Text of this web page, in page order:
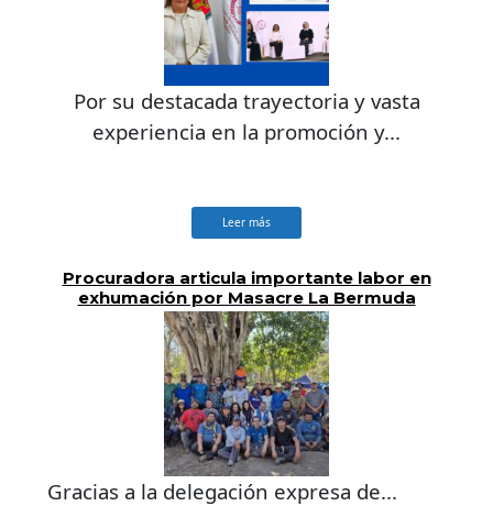
Por su destacada trayectoria y vasta
experiencia en la promoción y...
Leer más
Procuradora articula importante labor en
exhumación por Masacre La Bermuda
Gracias a la delegación expresa de...